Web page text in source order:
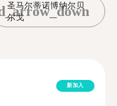
圣马尔蒂诺博纳尔贝
尔戈
新加入